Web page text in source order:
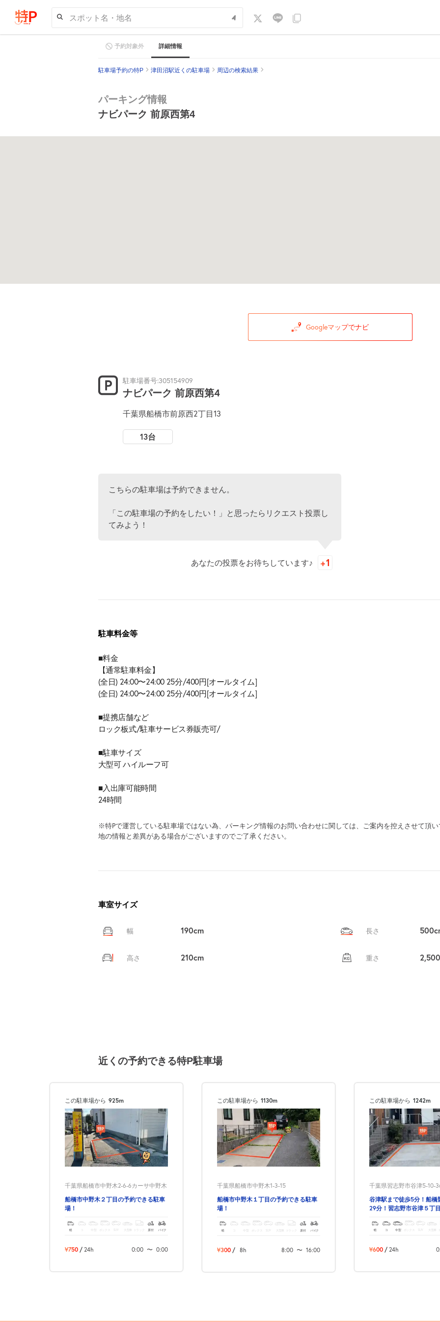
スポット名・地名
予約対象外 詳細情報
駐車場予約の特P 津田沼駅近くの駐車場 周辺の検索結果
パーキング情報
ナビパーク 前原西第4
Googleマップでナビ
駐車場番号:305154909
ナビパーク 前原西第4
千葉県船橋市前原西2丁目13
13台
こちらの駐車場は予約できません。
「この駐車場の予約をしたい！」と思ったらリクエスト投票し
てみよう！
あなたの投票をお待ちしています♪
駐車料金等
■料金
【通常駐車料金】
(全日) 24:00〜24:00 25分/400円[オールタイム]
(全日) 24:00〜24:00 25分/400円[オールタイム]
■提携店舗など
ロック板式/駐車サービス券販売可/
■駐車サイズ
大型可 ハイルーフ可
■入出庫可能時間
24時間
※特Pで運営している駐車場ではない為、パーキング情報のお問い合わせに関しては、ご案内を控えさせて頂
地の情報と差異がある場合がございますのでご了承ください。
車室サイズ
幅 190cm 長さ
高さ 210cm 重さ
近くの予約できる特P駐車場
この駐車場から 925m
千葉県船橋市中野木2-6-6カーサ中野木
船橋市中野木２丁目の予約できる駐車
場！
軽 ボックス SUV トラック 原付 バイク
¥750 / 24h 0:00 〜 0:00
この駐車場から 1130m
千葉県船橋市中野木1-3-15
船橋市中野木１丁目の予約できる駐車
場！
軽 中型 ボックス SUV 大型車 トラック 原付 バイク
¥300 / 8h 8:00 〜 16:00
この駐車場から 1242m
千葉県習志野市谷津5-10-
谷津駅まで徒歩5分！船橋
29分！習志野市谷津５丁
軽 コ 中型 ボックス SUV
¥600 / 24h